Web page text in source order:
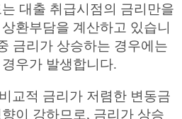
대출 취급시점의 금리만을
환부담을 계산하고 있습니
금리가 상승하는 경우에는
우가 발생합니다.
교적 금리가 저렴한 변동금
이 강하므로, 금리가 상승